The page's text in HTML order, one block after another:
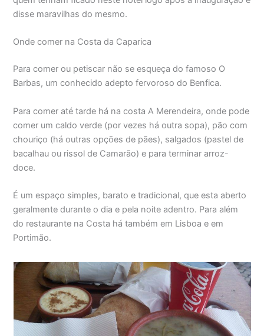
disse maravilhas do mesmo.
Onde comer na Costa da Caparica
Para comer ou petiscar não se esqueça do famoso O
Barbas, um conhecido adepto fervoroso do Benfica.
Para comer até tarde há na costa A Merendeira, onde pode
comer um caldo verde (por vezes há outra sopa), pão com
chouriço (há outras opções de pães), salgados (pastel de
bacalhau ou rissol de Camarão) e para terminar arroz-
doce.
É um espaço simples, barato e tradicional, que esta aberto
geralmente durante o dia e pela noite adentro. Para além
do restaurante na Costa há também em Lisboa e em
Portimão.